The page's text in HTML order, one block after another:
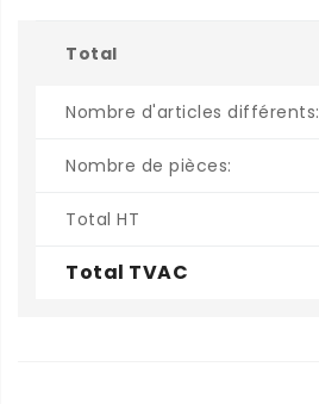
Total
Nombre d'articles différents:
Nombre de pièces:
Total HT
Total TVAC